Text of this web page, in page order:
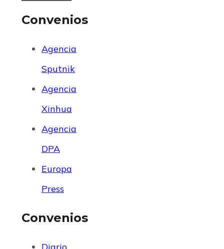
Convenios
Agencia
Sputnik
Agencia
Xinhua
Agencia
DPA
Europa
Press
Convenios